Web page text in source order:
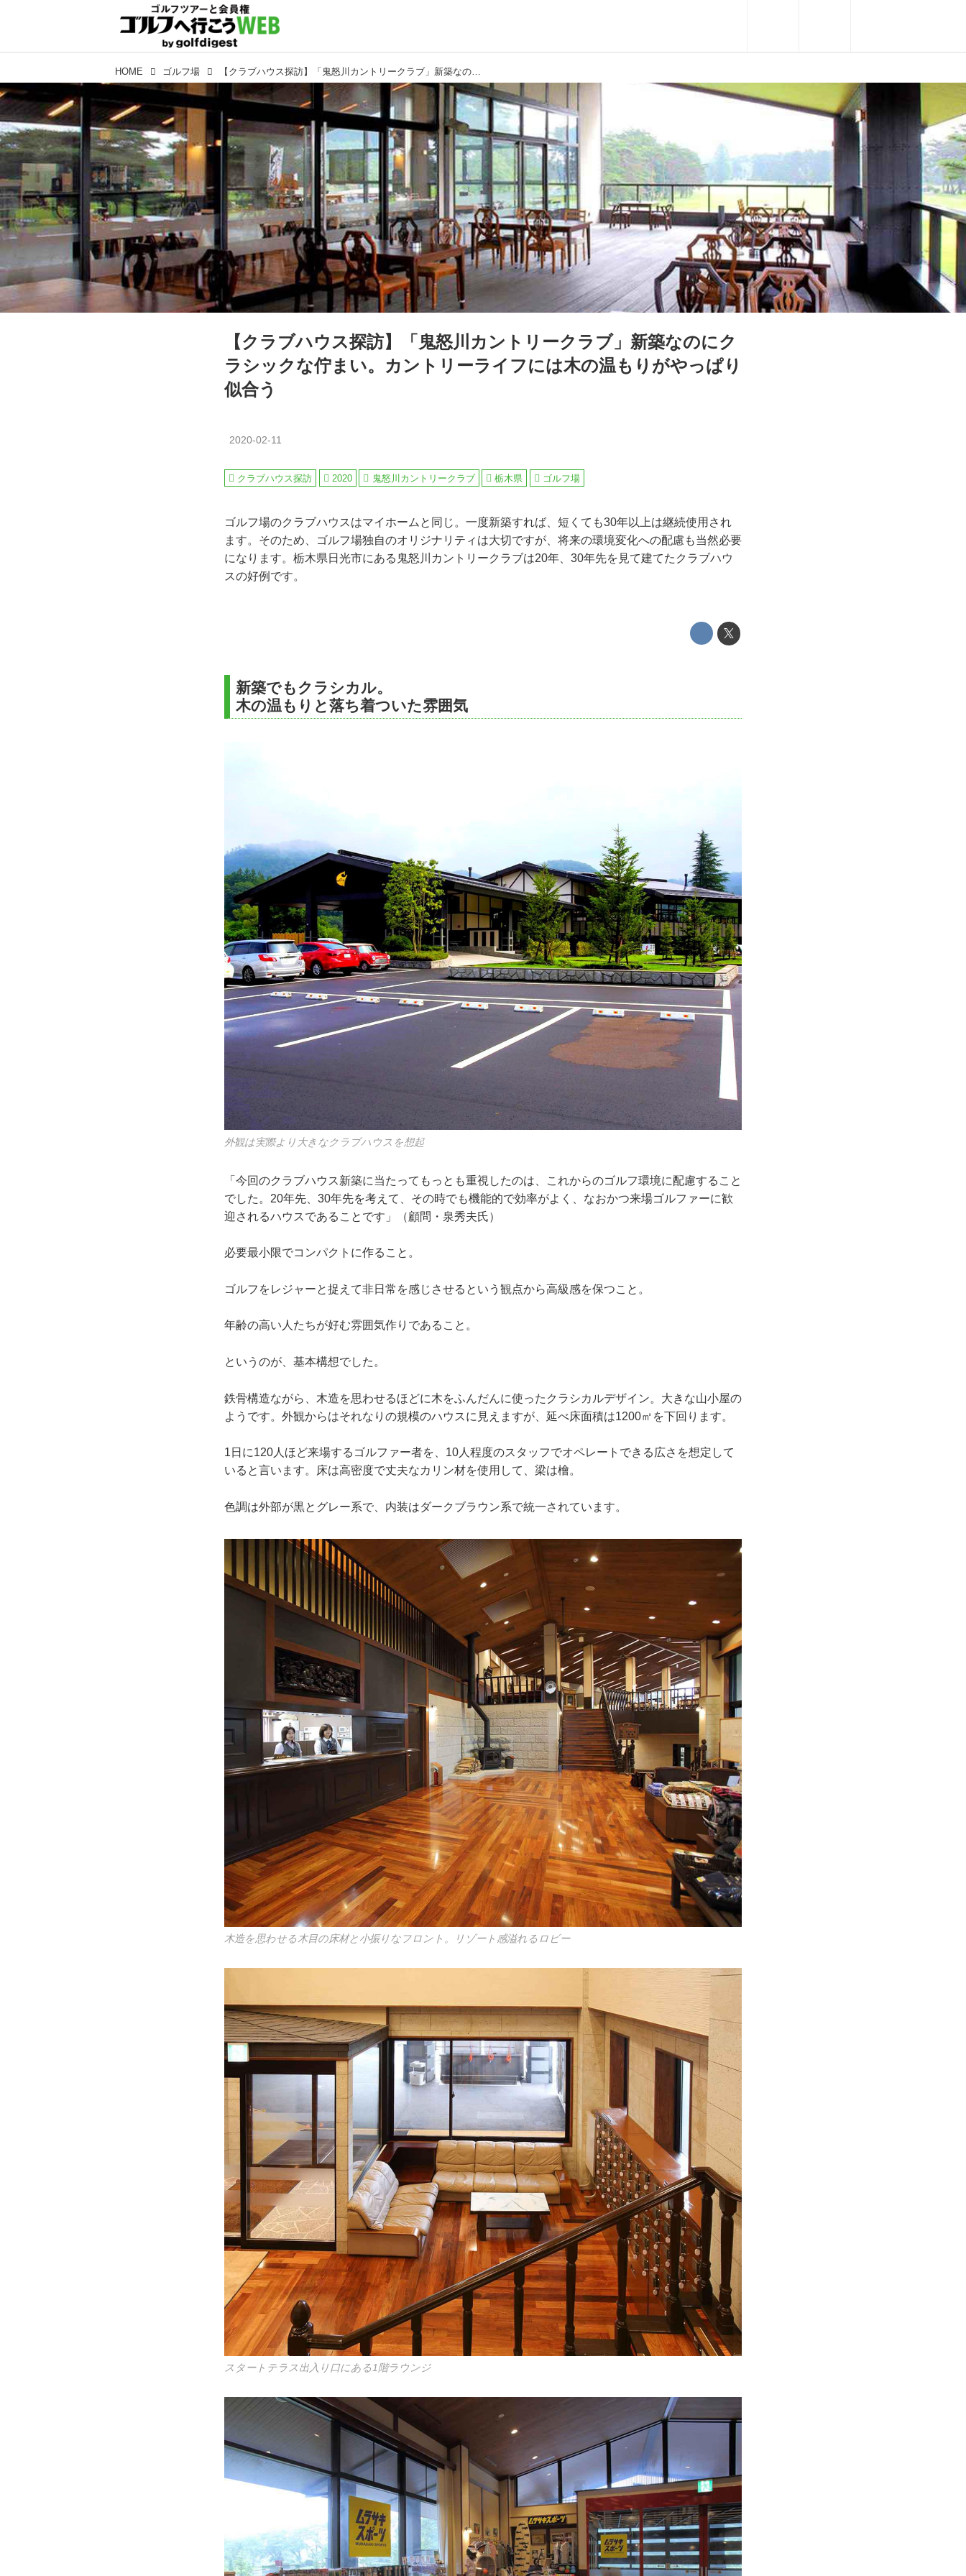
HOME ゴルフ場 【クラブハウス探訪】「鬼怒川カントリークラブ」新築なのにクラシックな佇まい。カントリーライフには木の温もりがやっぱり似合う
【クラブハウス探訪】「鬼怒川カントリークラブ」新築なのにク
ラシックな佇まい。カントリーライフには木の温もりがやっぱり
似合う
2020-02-11
クラブハウス探訪 2020 鬼怒川カントリークラブ 栃木県 ゴルフ場
ゴルフ場のクラブハウスはマイホームと同じ。一度新築すれば、短くても30年以上は継続使用され
ます。そのため、ゴルフ場独自のオリジナリティは大切ですが、将来の環境変化への配慮も当然必要
になります。栃木県日光市にある鬼怒川カントリークラブは20年、30年先を見て建てたクラブハウ
スの好例です。
新築でもクラシカル。
木の温もりと落ち着ついた雰囲気
外観は実際より大きなクラブハウスを想起
「今回のクラブハウス新築に当たってもっとも重視したのは、これからのゴルフ環境に配慮すること
でした。20年先、30年先を考えて、その時でも機能的で効率がよく、なおかつ来場ゴルファーに歓
迎されるハウスであることです」（顧問・泉秀夫氏）
必要最小限でコンパクトに作ること。
ゴルフをレジャーと捉えて非日常を感じさせるという観点から高級感を保つこと。
年齢の高い人たちが好む雰囲気作りであること。
というのが、基本構想でした。
鉄骨構造ながら、木造を思わせるほどに木をふんだんに使ったクラシカルデザイン。大きな山小屋の
ようです。外観からはそれなりの規模のハウスに見えますが、延べ床面積は1200㎡を下回ります。
1日に120人ほど来場するゴルファー者を、10人程度のスタッフでオペレートできる広さを想定して
いると言います。床は高密度で丈夫なカリン材を使用して、梁は檜。
色調は外部が黒とグレー系で、内装はダークブラウン系で統一されています。
木造を思わせる木目の床材と小振りなフロント。リゾート感溢れるロビー
スタートテラス出入り口にある1階ラウンジ